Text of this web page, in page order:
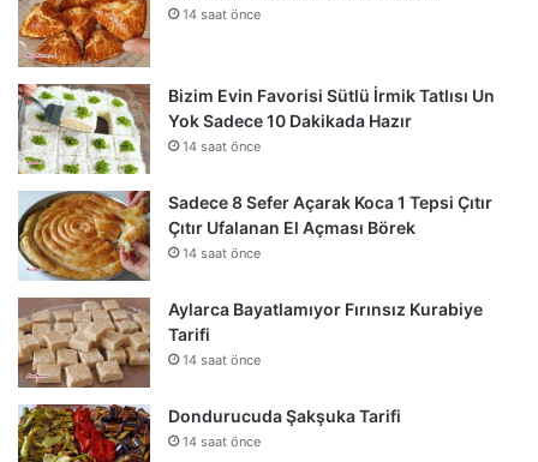
14 saat önce
Bizim Evin Favorisi Sütlü İrmik Tatlısı Un
Yok Sadece 10 Dakikada Hazır
14 saat önce
Sadece 8 Sefer Açarak Koca 1 Tepsi Çıtır
Çıtır Ufalanan El Açması Börek
14 saat önce
Aylarca Bayatlamıyor Fırınsız Kurabiye
Tarifi
14 saat önce
Dondurucuda Şakşuka Tarifi
14 saat önce